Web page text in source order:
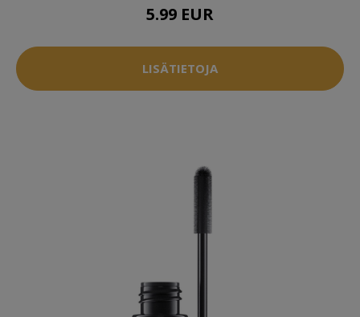
5.99 EUR
LISÄTIETOJA